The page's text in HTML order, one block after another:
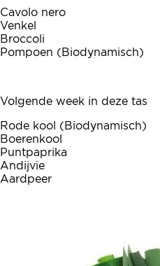
Cavolo nero
Venkel
Broccoli
Pompoen (Biodynamisch)
Volgende week in deze tas
Rode kool (Biodynamisch)
Boerenkool
Puntpaprika
Andijvie
Aardpeer